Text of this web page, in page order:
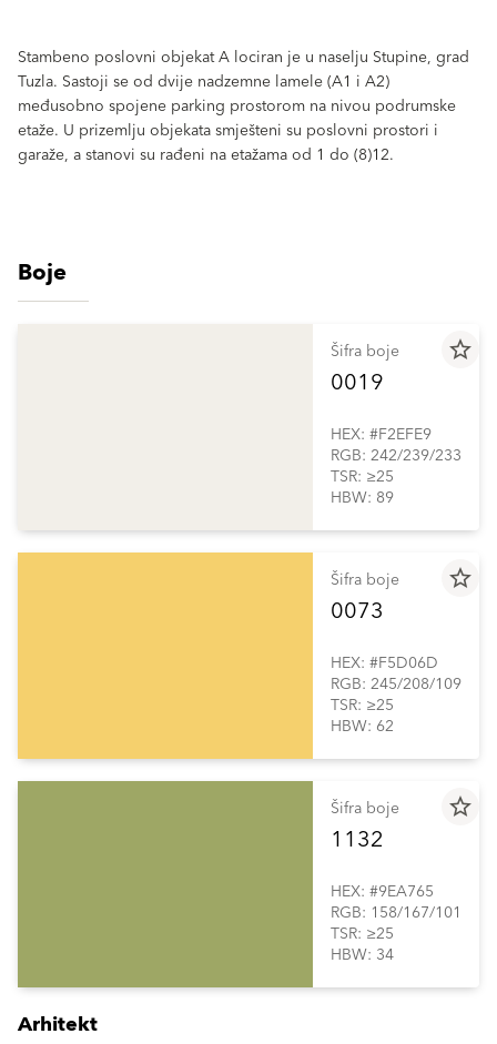
Stambeno poslovni objekat A lociran je u naselju Stupine, grad
Tuzla. Sastoji se od dvije nadzemne lamele (A1 i A2)
međusobno spojene parking prostorom na nivou podrumske
etaže. U prizemlju objekata smješteni su poslovni prostori i
garaže, a stanovi su rađeni na etažama od 1 do (8)12.
Boje
star_border
Šifra boje
0019
HEX: #F2EFE9
RGB: 242/239/233
TSR: ≥25
HBW: 89
star_border
Šifra boje
0073
HEX: #F5D06D
RGB: 245/208/109
TSR: ≥25
HBW: 62
star_border
Šifra boje
1132
HEX: #9EA765
RGB: 158/167/101
TSR: ≥25
HBW: 34
Arhitekt